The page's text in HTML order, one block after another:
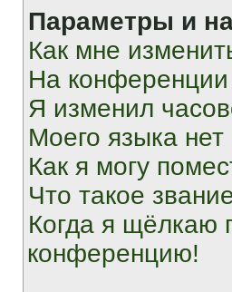
Параметры и
Как мне
На
Я изменил
Моего языка нет
Как я могу
Что такое
Когда я щёлкаю
конференцию!